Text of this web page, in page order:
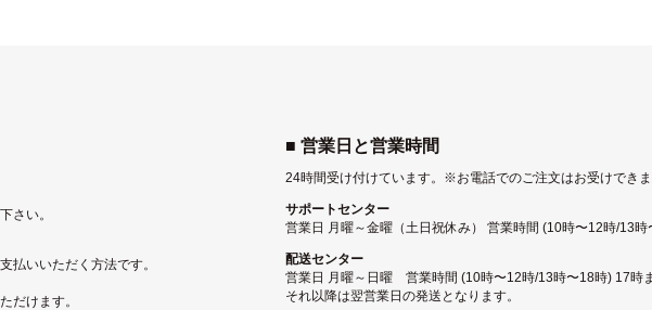
さい。
払いいただく方法です。
だけます。
■ 営業日と営業時間
24時間受け付けています。 ※お電話でのご注文はお受けできま
サポートセンター
営業日 月曜～金曜（土日祝休み） 営業時間 (10時〜12時/13時
配送センター
営業日 月曜～日曜 営業時間 (10時〜12時/13時〜18時) 17時
それ以降は翌営業日の発送となります。